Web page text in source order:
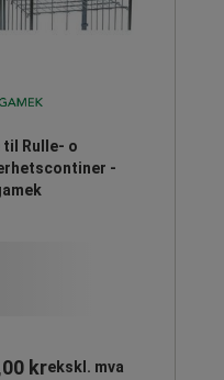
til Rulle- o
-
krekskl. mva